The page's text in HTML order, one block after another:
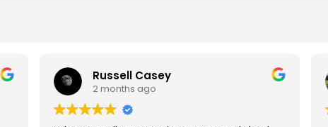
Russell Casey
2 months ago